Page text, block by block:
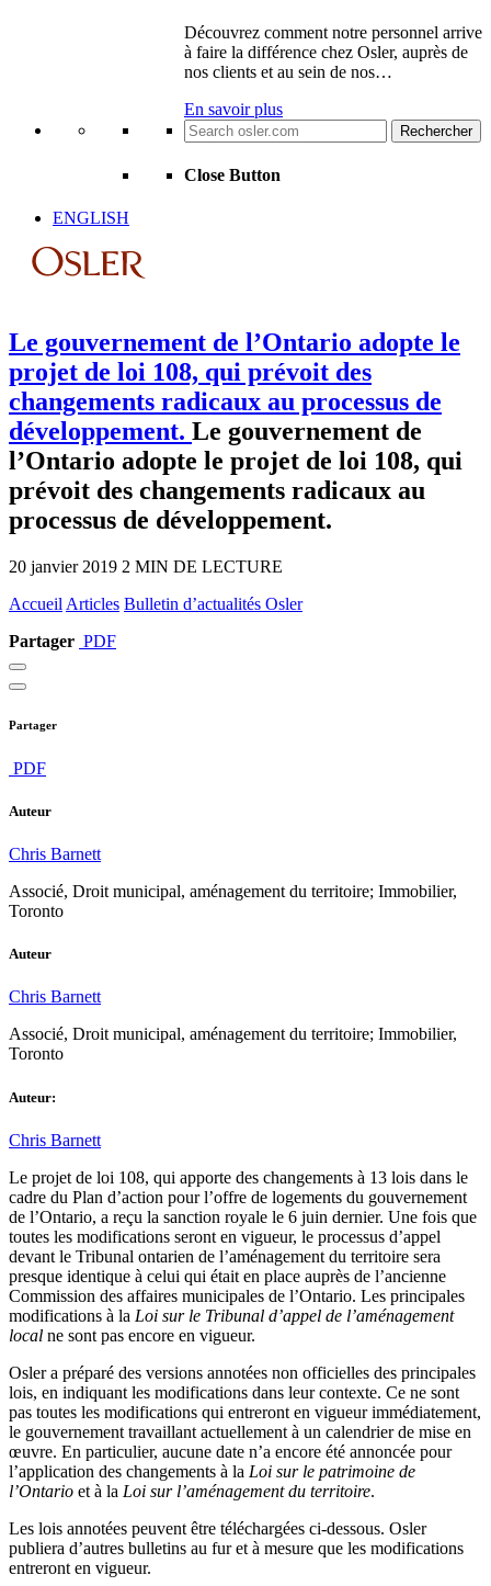
Découvrez comment notre personnel arrive
à faire la différence chez Osler, auprès de
nos clients et au sein de nos…
En savoir plus
Search
for:
Close Button
ENGLISH
Le gouvernement de l’Ontario adopte le
projet de loi 108, qui prévoit des
changements radicaux au processus de
développement. Le gouvernement de
l’Ontario adopte le projet de loi 108, qui
prévoit des changements radicaux au
processus de développement.
20 janvier 2019 2 MIN DE LECTURE
Accueil Articles Bulletin d’actualités Osler
Partager PDF
Partager
PDF
Auteur
Chris Barnett
Associé, Droit municipal, aménagement du territoire; Immobilier,
Toronto
Auteur
Chris Barnett
Associé, Droit municipal, aménagement du territoire; Immobilier,
Toronto
Auteur:
Chris Barnett
Le projet de loi 108, qui apporte des changements à 13 lois dans le
cadre du Plan d’action pour l’offre de logements du gouvernement
de l’Ontario, a reçu la sanction royale le 6 juin dernier. Une fois que
toutes les modifications seront en vigueur, le processus d’appel
devant le Tribunal ontarien de l’aménagement du territoire sera
presque identique à celui qui était en place auprès de l’ancienne
Commission des affaires municipales de l’Ontario. Les principales
modifications à la Loi sur le Tribunal d’appel de l’aménagement
local ne sont pas encore en vigueur.
Osler a préparé des versions annotées non officielles des principales
lois, en indiquant les modifications dans leur contexte. Ce ne sont
pas toutes les modifications qui entreront en vigueur immédiatement,
le gouvernement travaillant actuellement à un calendrier de mise en
œuvre. En particulier, aucune date n’a encore été annoncée pour
l’application des changements à la Loi sur le patrimoine de
l’Ontario et à la Loi sur l’aménagement du territoire.
Les lois annotées peuvent être téléchargées ci-dessous. Osler
publiera d’autres bulletins au fur et à mesure que les modifications
entreront en vigueur.